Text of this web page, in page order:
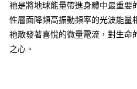
7-11取貨付款
賣家宅配幫您送（台灣）
祂是將地球能量帶進身體中最重要
性層面降頻高振動頻率的光波能量
祂散發著喜悅的微量電流，對生命
之心。